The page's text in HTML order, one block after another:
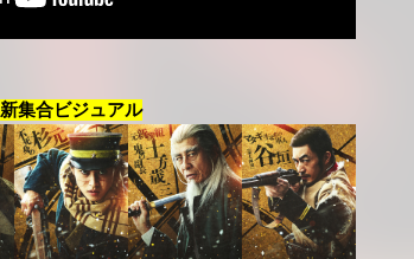
新集合ビジュアル